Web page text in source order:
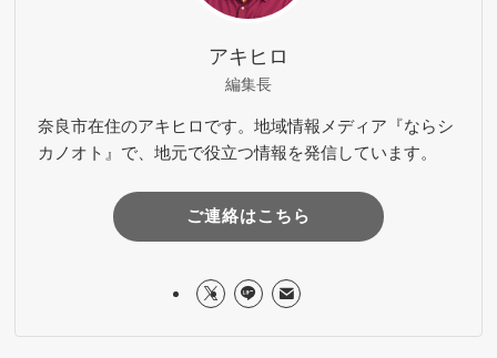
アキヒロ
編集長
奈良市在住のアキヒロです。地域情報メディア『ならシ
カノオト』で、地元で役立つ情報を発信しています。
ご連絡はこちら